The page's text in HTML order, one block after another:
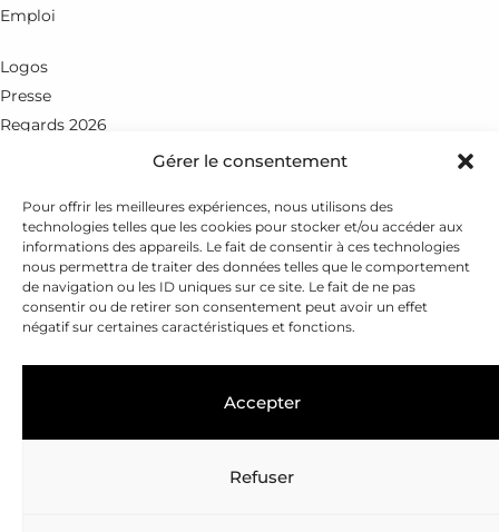
Gérer le consentement
Pour offrir les meilleures expériences, nous utilisons des
technologies telles que les cookies pour stocker et/ou accéder aux
informations des appareils. Le fait de consentir à ces technologies
nous permettra de traiter des données telles que le comportement
de navigation ou les ID uniques sur ce site. Le fait de ne pas
consentir ou de retirer son consentement peut avoir un effet
négatif sur certaines caractéristiques et fonctions.
Accepter
Refuser
Emploi
Logos
Presse
Regards 2026
Rue du Petit-Chêne 18
+41 21 351 25 55
fondation@leenaards.ch